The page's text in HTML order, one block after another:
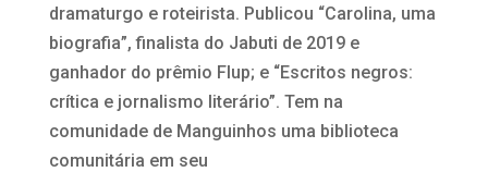
dramaturgo e roteirista. Publicou “Carolina, uma
biografia”, finalista do Jabuti de 2019 e
ganhador do prêmio Flup; e “Escritos negros:
crítica e jornalismo literário”. Tem na
comunidade de Manguinhos uma biblioteca
comunitária em seu